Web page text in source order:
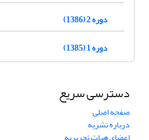
دوره 2 (1386)
دوره 1 (1385)
دسترسی سریع
صفحه اصلی
درباره نشریه